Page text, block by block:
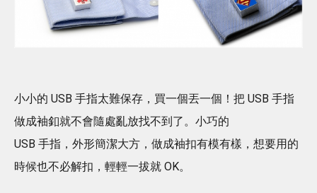
小小的 USB 手指太難保存，買一個丟一個！把 USB 手指
做成袖釦就不會隨處亂放找不到了。小巧的
USB 手指，外形簡潔大方，做成袖扣有模有樣，想要用的
時候也不必解扣，輕輕一拔就 OK。